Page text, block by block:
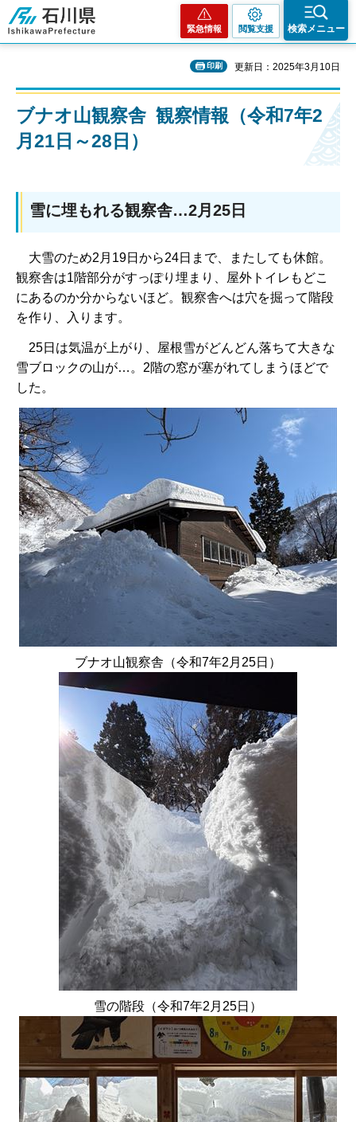
石川県
緊急情報 閲覧支援 検索メニュー
印刷 更新日：2025年3月10日
ブナオ山観察舎 観察情報（令和7年2
月21日～28日）
雪に埋もれる観察舎…2月25日
大雪のため2月19日から24日まで、またしても休館。
観察舎は1階部分がすっぽり埋まり、屋外トイレもどこ
にあるのか分からないほど。観察舎へは穴を掘って階段
を作り、入ります。
25日は気温が上がり、屋根雪がどんどん落ちて大きな
雪ブロックの山が…。2階の窓が塞がれてしまうほどで
した。
ブナオ山観察舎（令和7年2月25日）
雪の階段（令和7年2月25日）